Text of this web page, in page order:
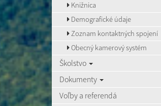
Knižnica
Demografické údaje
Zoznam kontaktných spojení
Obecný kamerový systém
Školstvo
Dokumenty
Voľby a referendá